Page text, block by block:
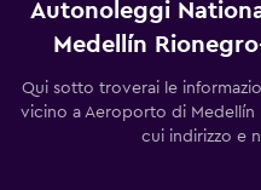
Autonoleggi
Medellín
Qui sotto troverai le
vicino a Aeroporto di Medellín
cui indirizzo e